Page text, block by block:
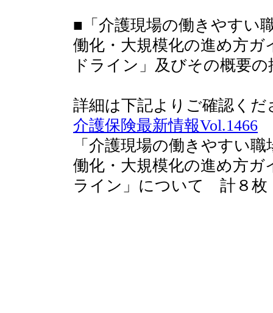
■「介護現場の働きやすい
働化・大規模化の進め方ガ
ドライン」及びその概要
詳細は下記よりご確認くだ
介護保険最新情報Vol.1466
「介護現場の働きやすい
働化・大規模化の進め方ガ
ライン」について 計８枚